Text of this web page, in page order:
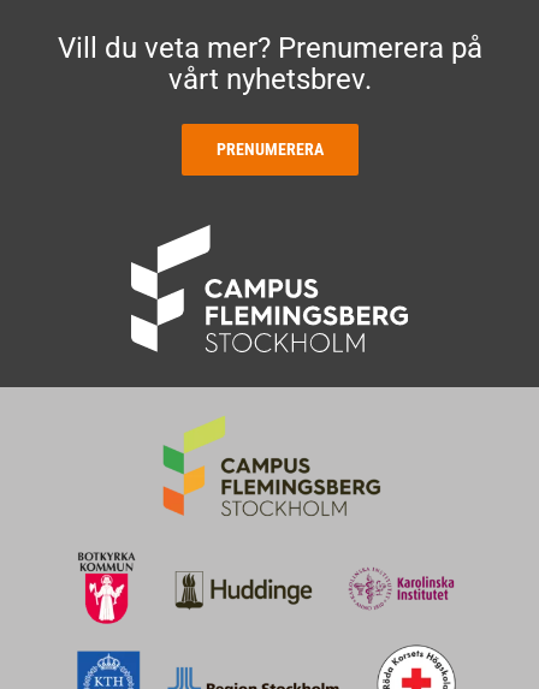
Vill du veta mer? Prenumerera på
vårt nyhetsbrev.
PRENUMERERA